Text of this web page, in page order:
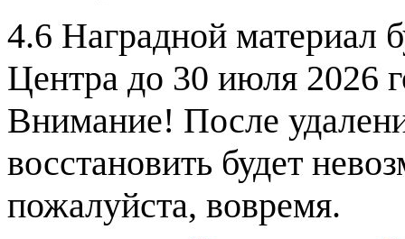
4.6 Наградной материал
Центра до 30 июля 2026
Внимание! После
восстановить будет
пожалуйста, вовремя.